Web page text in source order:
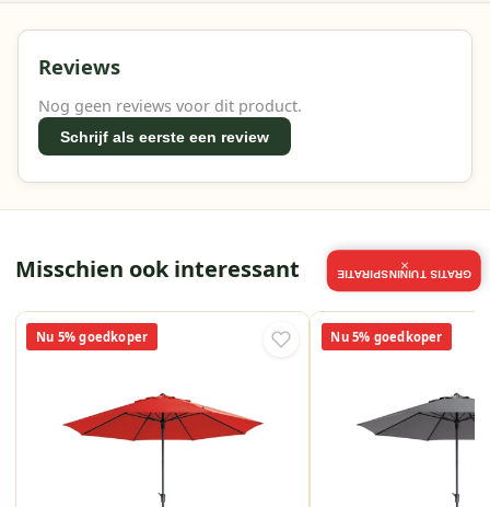
Reviews
Nog geen reviews voor dit product.
Schrijf als eerste een review
Misschien ook interessant
Nu 5% goedkoper Nu 5% goedkoper
GRATIS TUININSPIRATIE
×